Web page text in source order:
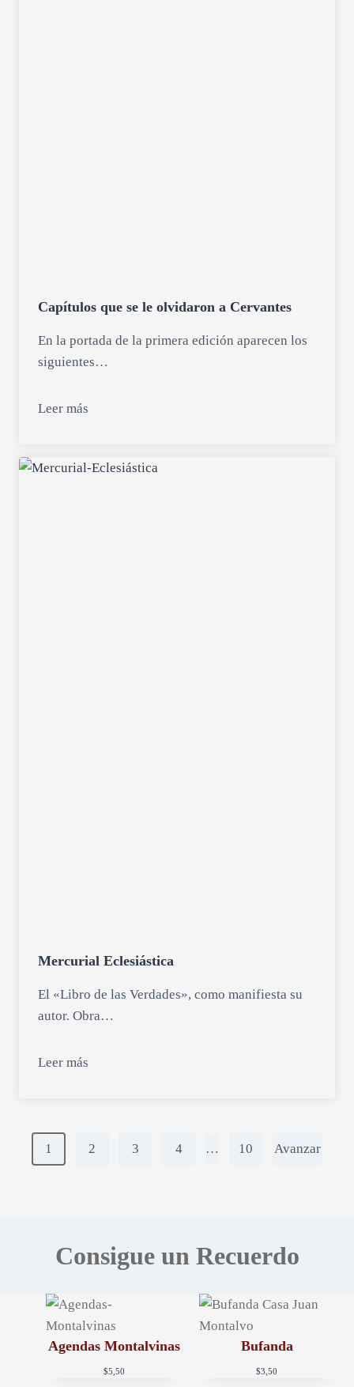
Capítulos que se le olvidaron a Cervantes
En la portada de la primera edición aparecen los
siguientes…
Leer más
Mercurial Eclesiástica
El «Libro de las Verdades», como manifiesta su
autor. Obra…
Leer más
P
t
a
1 2 3 4 … 10 Avanzar
Consigue un Recuerdo
Agendas Montalvinas
$5,50
Bufanda
$3,50